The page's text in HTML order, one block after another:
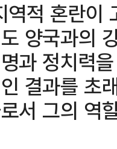
적 혼란이
양국과의
과 정치력
결과를 초
서 그의 역